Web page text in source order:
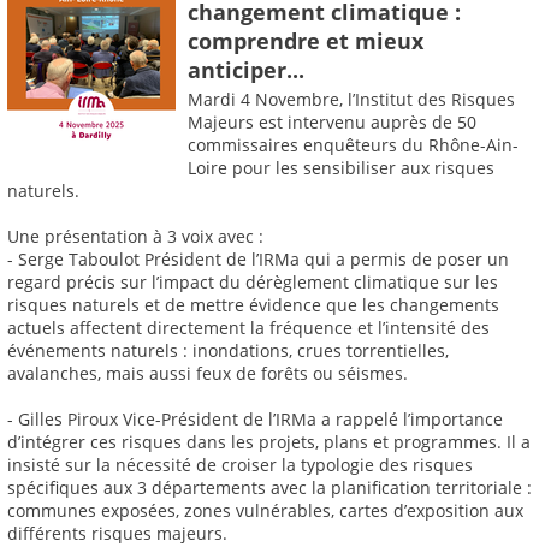
changement climatique :
comprendre et mieux
anticiper...
Mardi 4 Novembre, l’Institut des Risques
Majeurs est intervenu auprès de 50
commissaires enquêteurs du Rhône-Ain-
Loire pour les sensibiliser aux risques
naturels.
Une présentation à 3 voix avec :
- Serge Taboulot Président de l’IRMa qui a permis de poser un
regard précis sur l’impact du dérèglement climatique sur les
risques naturels et de mettre évidence que les changements
actuels affectent directement la fréquence et l’intensité des
événements naturels : inondations, crues torrentielles,
avalanches, mais aussi feux de forêts ou séismes.
- Gilles Piroux Vice-Président de l’IRMa a rappelé l’importance
d’intégrer ces risques dans les projets, plans et programmes. Il a
insisté sur la nécessité de croiser la typologie des risques
spécifiques aux 3 départements avec la planification territoriale :
communes exposées, zones vulnérables, cartes d’exposition aux
différents risques majeurs.